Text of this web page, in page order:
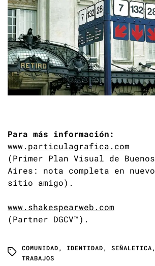
Para más información:
www.particulagrafica.com
(Primer Plan Visual de Buenos
Aires: nota completa en nuevo
sitio amigo).
www.shakespearweb.com
(Partner DGCV™).
COMUNIDAD, IDENTIDAD, SEÑALETICA,
TRABAJOS